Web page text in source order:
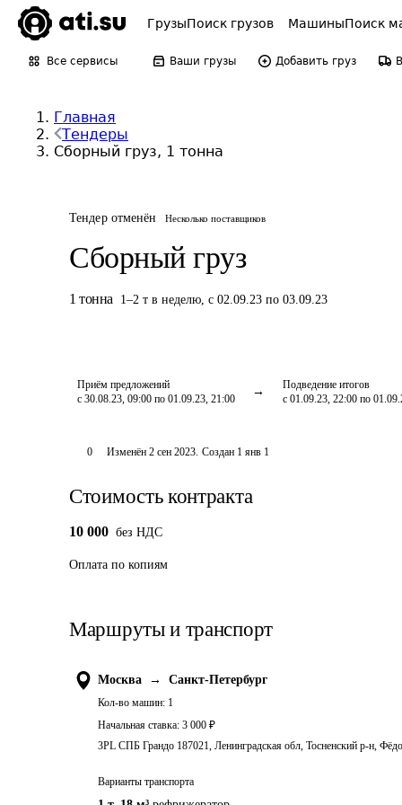
ГрузыПоиск грузов МашиныПоиск
Все сервисы Ваши грузы Добавить груз
Главная
Тендеры
Сборный груз, 1 тонна
Тендер отменён Несколько поставщиков
Сборный груз
1 тонна 1–2 т в неделю, с 02.09.23 по 03.09.23
Приём предложений
с 30.08.23, 09:00 по 01.09.23, 21:00
Подведение итогов
с 01.09.23, 22:00 по
0 Изменён 2 сен 2023. Создан 1 янв 1
Стоимость контракта
10 000 без НДС
Оплата по копиям
Маршруты и транспорт
Москва → Санкт-Петербург
Кол-во машин: 1
Начальная ставка: 3 000 ₽
3PL СПБ Грандо 187021, Ленинградская обл, Тосненский р-н,
Варианты транспорта